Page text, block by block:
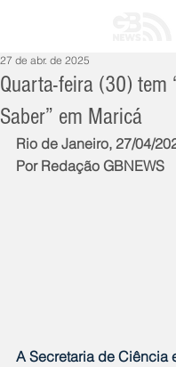
Quarta-feira (30) tem
Saber” em Maricá
27 de abr. de 2025
Rio de Janeiro, 27/04/
Por Redação GBNEWS
A Secretaria de Ciência